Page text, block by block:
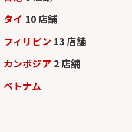
タイ 10 店舗
フィリピン 13 店舗
カンボジア 2 店舗
ベトナム